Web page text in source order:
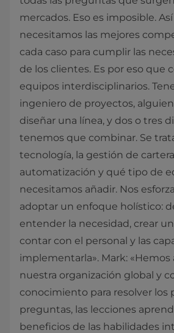
mercados. Eso es imposible.
necesitamos las mejores
cada caso para cumplir las
de los clientes. Es por eso que
equipos interdisciplinarios.
ingeniero de proyectos,
diseñar una línea, y dos o tres
tenemos que combinar. Se
tecnología, la gestión de
automatización y qué tipo de
necesitamos añadir. Nos
adoptar un enfoque holístico:
entender la necesidad, crear
contar con el personal y las
implementarla». Mark:
nuestra organización global y
conocimiento para resolver los
preguntas, las lecciones
beneficios de las habilidades